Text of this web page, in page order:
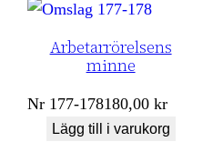
Arbetarrörelsens
minne
Nr 177-178180,00kr
Lägg till i varukorg